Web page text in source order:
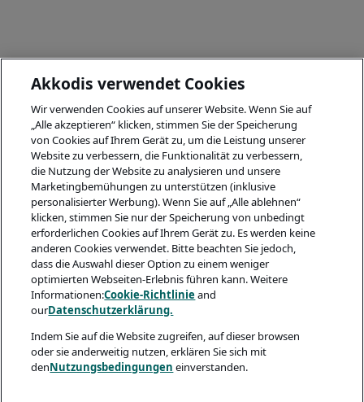
Akkodis verwendet Cookies
Wir verwenden Cookies auf unserer Website. Wenn Sie auf
„Alle akzeptieren“ klicken, stimmen Sie der Speicherung
von Cookies auf Ihrem Gerät zu, um die Leistung unserer
Website zu verbessern, die Funktionalität zu verbessern,
die Nutzung der Website zu analysieren und unsere
Marketingbemühungen zu unterstützen (inklusive
personalisierter Werbung). Wenn Sie auf „Alle ablehnen“
klicken, stimmen Sie nur der Speicherung von unbedingt
erforderlichen Cookies auf Ihrem Gerät zu. Es werden keine
anderen Cookies verwendet. Bitte beachten Sie jedoch,
dass die Auswahl dieser Option zu einem weniger
optimierten Webseiten-Erlebnis führen kann. Weitere
Informationen:Cookie-Richtlinieand
ourDatenschutzerklärung.
Indem Sie auf die Website zugreifen, auf dieser browsen
oder sie anderweitig nutzen, erklären Sie sich mit
denNutzungsbedingungen einverstanden.